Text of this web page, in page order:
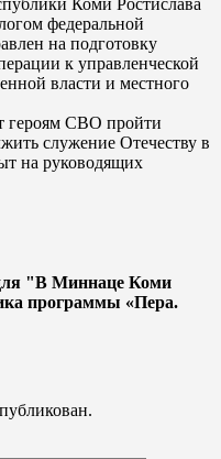
федеральной
на подготовку
к управленческой
власти и местного
героям СВО пройти
служение Отечеству в
на руководящих
"В Миннаце Коми
программы «Пера.